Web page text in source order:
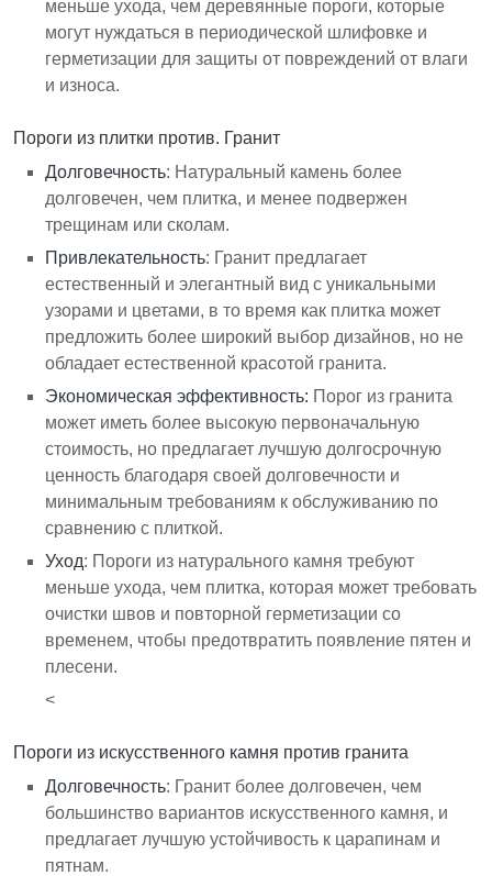
меньше ухода, чем деревянные пороги, которые
могут нуждаться в периодической шлифовке и
герметизации для защиты от повреждений от влаги
и износа.
Пороги из плитки против. Гранит
Долговечность: Натуральный камень более
долговечен, чем плитка, и менее подвержен
трещинам или сколам.
Привлекательность: Гранит предлагает
естественный и элегантный вид с уникальными
узорами и цветами, в то время как плитка может
предложить более широкий выбор дизайнов, но не
обладает естественной красотой гранита.
Экономическая эффективность: Порог из гранита
может иметь более высокую первоначальную
стоимость, но предлагает лучшую долгосрочную
ценность благодаря своей долговечности и
минимальным требованиям к обслуживанию по
сравнению с плиткой.
Уход: Пороги из натурального камня требуют
меньше ухода, чем плитка, которая может требовать
очистки швов и повторной герметизации со
временем, чтобы предотвратить появление пятен и
плесени.
<
Пороги из искусственного камня против гранита
Долговечность: Гранит более долговечен, чем
большинство вариантов искусственного камня, и
предлагает лучшую устойчивость к царапинам и
пятнам.